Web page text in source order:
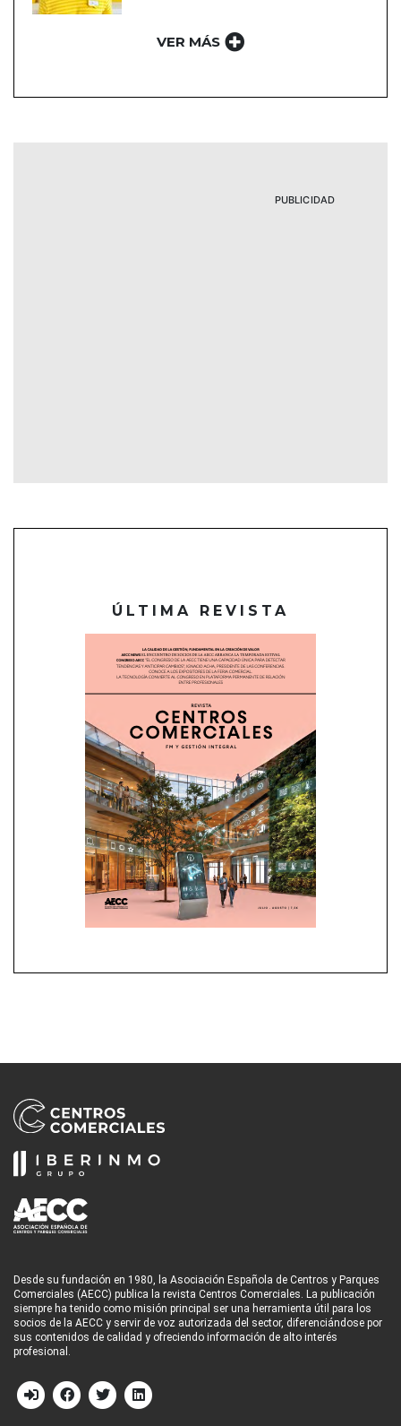
VER MÁS
PUBLICIDAD
ÚLTIMA REVISTA
Desde su fundación en 1980, la Asociación Española de Centros y Parques
Comerciales (AECC) publica la revista Centros Comerciales. La publicación
siempre ha tenido como misión principal ser una herramienta útil para los
socios de la AECC y servir de voz autorizada del sector, diferenciándose por
sus contenidos de calidad y ofreciendo información de alto interés
profesional.